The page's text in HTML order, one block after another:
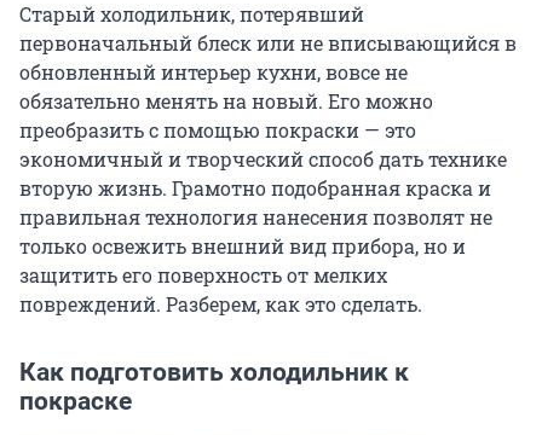
Старый холодильник, потерявший
первоначальный блеск или не вписывающийся в
обновленный интерьер кухни, вовсе не
обязательно менять на новый. Его можно
преобразить с помощью покраски — это
экономичный и творческий способ дать технике
вторую жизнь. Грамотно подобранная краска и
правильная технология нанесения позволят не
только освежить внешний вид прибора, но и
защитить его поверхность от мелких
повреждений. Разберем, как это сделать.
Как подготовить холодильник к
покраске